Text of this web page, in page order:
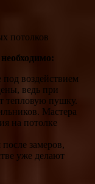
потолков
воздействием
ведь при
тепловую пушку.
Мастера
на потолке
замеров,
уже делают